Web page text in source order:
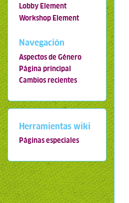
Lobby Element
Workshop Element
Navegación
Aspectos de Género
Página principal
Cambios recientes
Herramientas wiki
Páginas especiales